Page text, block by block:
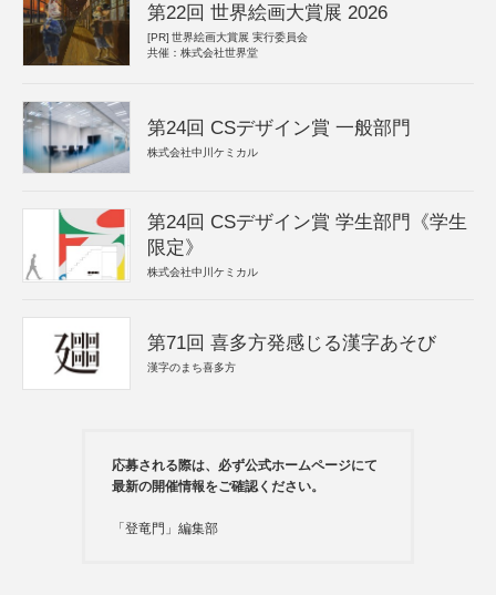
第22回 世界絵画大賞展 2026
[PR] 世界絵画大賞展 実行委員会
共催：株式会社世界堂
第24回 CSデザイン賞 一般部門
株式会社中川ケミカル
第24回 CSデザイン賞 学生部門《学生
限定》
株式会社中川ケミカル
第71回 喜多方発感じる漢字あそび
漢字のまち喜多方
応募される際は、必ず公式ホームページにて
最新の開催情報をご確認ください。
「登竜門」編集部